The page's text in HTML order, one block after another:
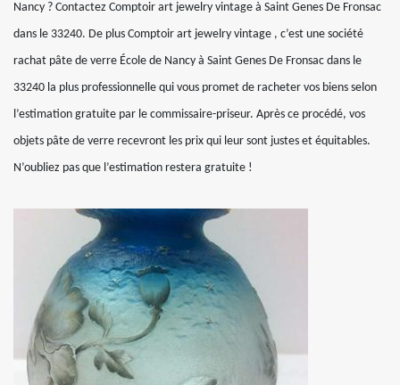
Nancy ? Contactez Comptoir art jewelry vintage à Saint Genes De Fronsac
dans le 33240. De plus Comptoir art jewelry vintage , c’est une société
rachat pâte de verre École de Nancy à Saint Genes De Fronsac dans le
33240 la plus professionnelle qui vous promet de racheter vos biens selon
l’estimation gratuite par le commissaire-priseur. Après ce procédé, vos
objets pâte de verre recevront les prix qui leur sont justes et équitables.
N’oubliez pas que l’estimation restera gratuite !